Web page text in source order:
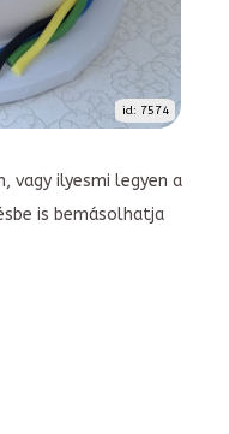
id: 7574
vagy ilyesmi legyen a
is bemásolhatja